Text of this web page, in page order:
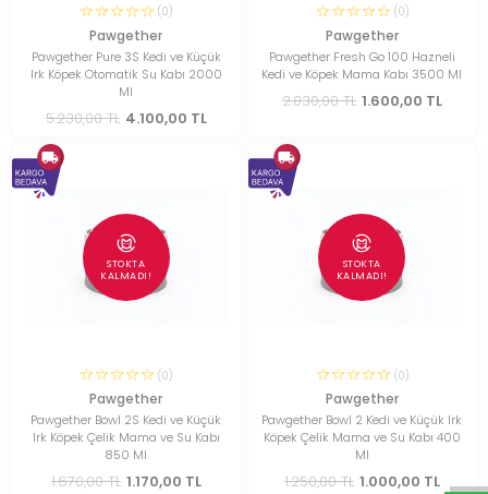
(0)
Pawgether
Pawgether Pure 3S Kedi ve Küçük
Irk Köpek Otomatik Su Kabı 2000
Ml
5.230,00 TL 4.100,00 TL
(0)
Pawgether
Pawgether Fresh Go 100 Hazneli
Kedi ve Köpek Mama Kabı 3500 Ml
2.030,00 TL 1.600,00 TL
STOKTA
KALMADI!
(0)
Pawgether
Pawgether Bowl 2S Kedi ve Küçük
Irk Köpek Çelik Mama ve Su Kabı
850 Ml
1.670,00 TL 1.170,00 TL
STOKTA
KALMADI!
(0)
Pawgether
Pawgether Bowl 2 Kedi ve Küçük Irk
Köpek Çelik Mama ve Su Kabı 400
Ml
1.250,00 TL 1.000,00 TL